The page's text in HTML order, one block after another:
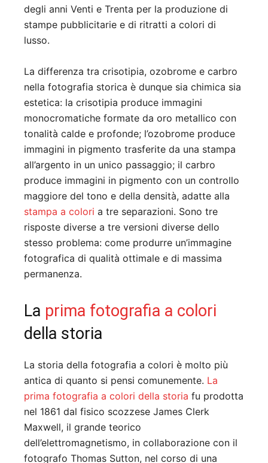
degli anni Venti e Trenta per la produzione di
stampe pubblicitarie e di ritratti a colori di
lusso.
La differenza tra crisotipia, ozobrome e carbro
nella fotografia storica è dunque sia chimica sia
estetica: la crisotipia produce immagini
monocromatiche formate da oro metallico con
tonalità calde e profonde; l’ozobrome produce
immagini in pigmento trasferite da una stampa
all’argento in un unico passaggio; il carbro
produce immagini in pigmento con un controllo
maggiore del tono e della densità, adatte alla
stampa a colori a tre separazioni. Sono tre
risposte diverse a tre versioni diverse dello
stesso problema: come produrre un’immagine
fotografica di qualità ottimale e di massima
permanenza.
La prima fotografia a colori
della storia
La storia della fotografia a colori è molto più
antica di quanto si pensi comunemente. La
prima fotografia a colori della storia fu prodotta
nel 1861 dal fisico scozzese James Clerk
Maxwell, il grande teorico
dell’elettromagnetismo, in collaborazione con il
fotografo Thomas Sutton, nel corso di una